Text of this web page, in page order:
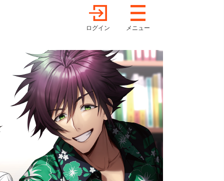
ログイン メニュー